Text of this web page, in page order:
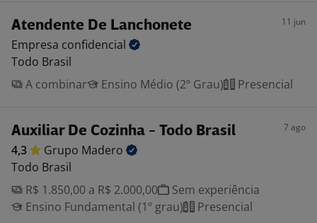
Atendente De Lanchonete 11 jun
Empresa confidencial
Todo Brasil
A combinar
Ensino Médio (2º Grau) Presencial
Auxiliar De Cozinha - Todo Brasil 7 ago
4,3 Grupo Madero
Todo Brasil
R$ 1.850,00 a R$ 2.000,00
Sem experiência
Ensino Fundamental (1º grau)
Presencial